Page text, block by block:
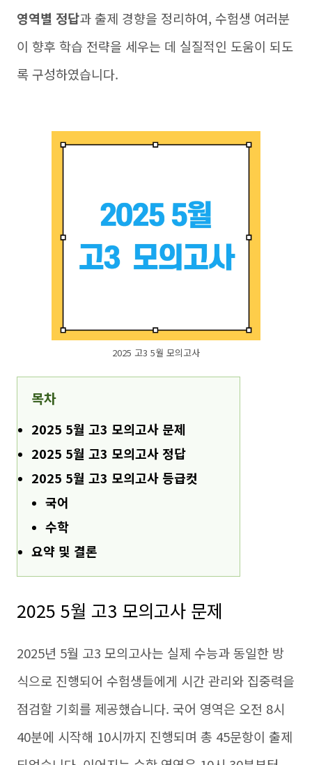
영역별 정답과 출제 경향을 정리하여, 수험생 여러분
이 향후 학습 전략을 세우는 데 실질적인 도움이 되도
록 구성하였습니다.
2025 고3 5월 모의고사
목차
2025 5월 고3 모의고사 문제
2025 5월 고3 모의고사 정답
2025 5월 고3 모의고사 등급컷
국어
수학
요약 및 결론
2025 5월 고3 모의고사 문제
2025년 5월 고3 모의고사는 실제 수능과 동일한 방
식으로 진행되어 수험생들에게 시간 관리와 집중력을
점검할 기회를 제공했습니다. 국어 영역은 오전 8시
40분에 시작해 10시까지 진행되며 총 45문항이 출제